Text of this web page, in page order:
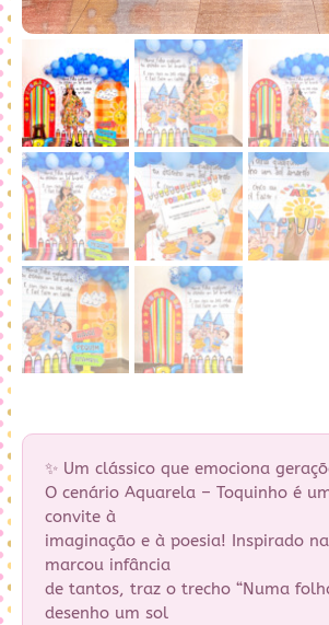
✨ Um clássico que emociona
O cenário Aquarela – Toquinho é
convite à
imaginação e à poesia! Inspirado
marcou infância
de tantos, traz o trecho “Numa
desenho um sol